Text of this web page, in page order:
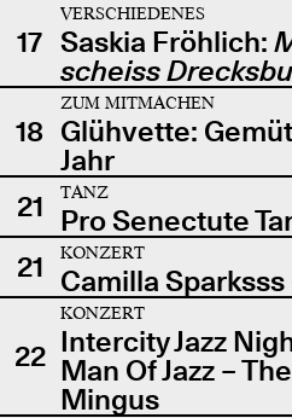
17
VERSCHIEDENES
Saskia Fröhlich:
scheiss
18
ZUM MITMACHEN
Glühvette:
Jahr
21
TANZ
Pro Senectute
21
KONZERT
Camilla Sparksss
22
KONZERT
Intercity Jazz
Man Of Jazz –
Mingus